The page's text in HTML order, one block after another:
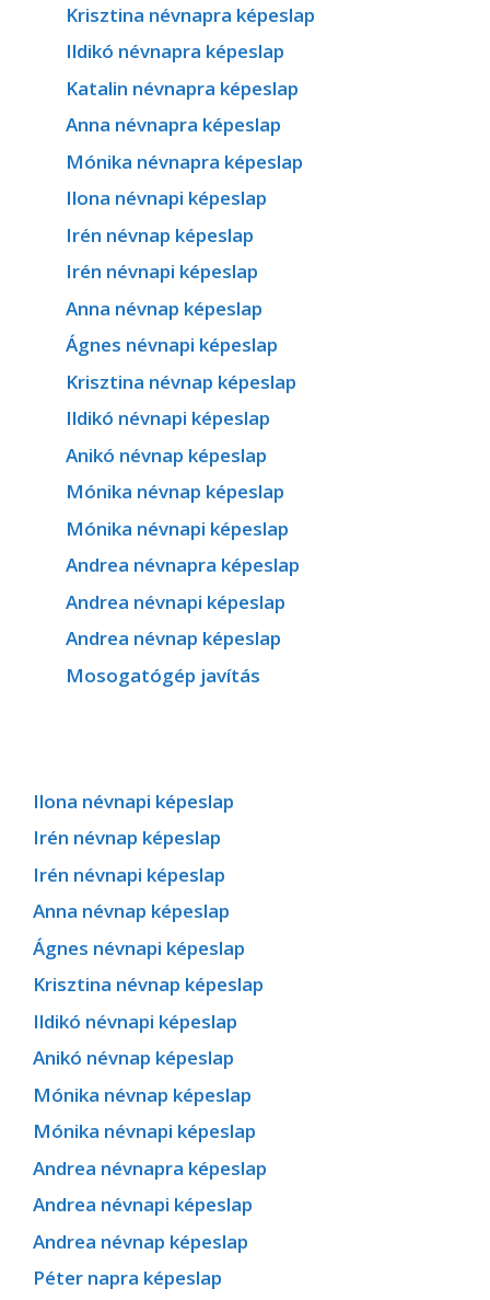
Krisztina névnapra képeslap
Ildikó névnapra képeslap
Katalin névnapra képeslap
Anna névnapra képeslap
Mónika névnapra képeslap
Ilona névnapi képeslap
Irén névnap képeslap
Irén névnapi képeslap
Anna névnap képeslap
Ágnes névnapi képeslap
Krisztina névnap képeslap
Ildikó névnapi képeslap
Anikó névnap képeslap
Mónika névnap képeslap
Mónika névnapi képeslap
Andrea névnapra képeslap
Andrea névnapi képeslap
Andrea névnap képeslap
Mosogatógép javítás
Ilona névnapi képeslap
Irén névnap képeslap
Irén névnapi képeslap
Anna névnap képeslap
Ágnes névnapi képeslap
Krisztina névnap képeslap
Ildikó névnapi képeslap
Anikó névnap képeslap
Mónika névnap képeslap
Mónika névnapi képeslap
Andrea névnapra képeslap
Andrea névnapi képeslap
Andrea névnap képeslap
Péter napra képeslap